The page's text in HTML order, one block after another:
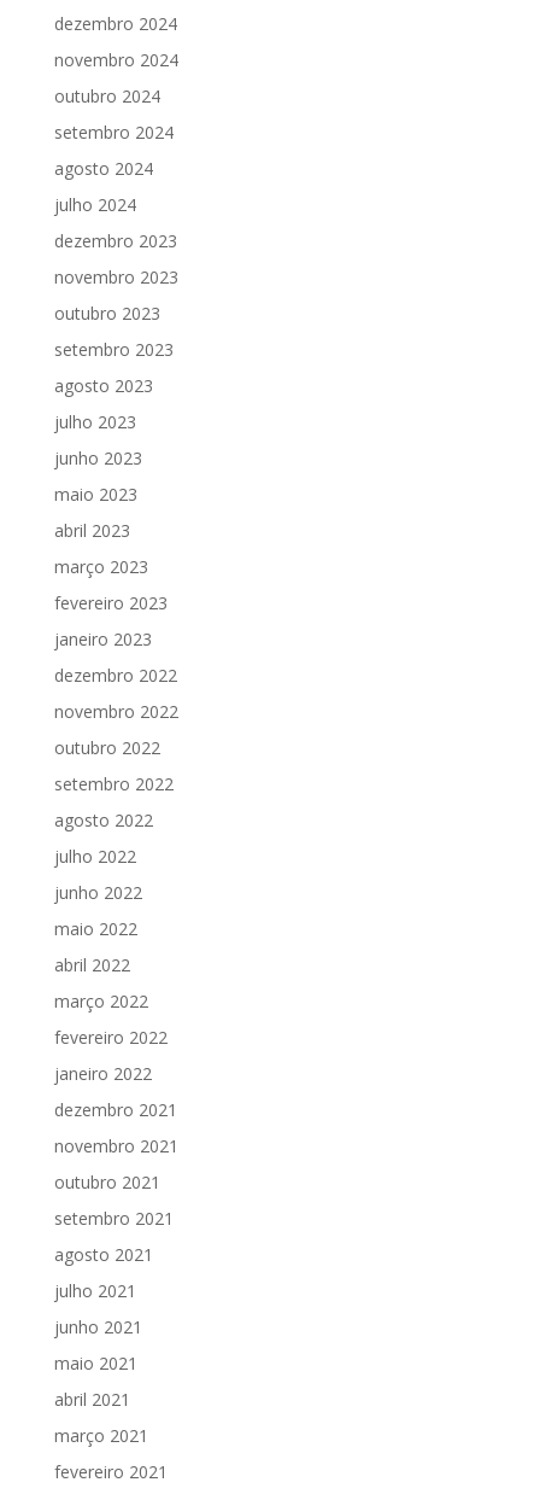
dezembro 2024
novembro 2024
outubro 2024
setembro 2024
agosto 2024
julho 2024
dezembro 2023
novembro 2023
outubro 2023
setembro 2023
agosto 2023
julho 2023
junho 2023
maio 2023
abril 2023
março 2023
fevereiro 2023
janeiro 2023
dezembro 2022
novembro 2022
outubro 2022
setembro 2022
agosto 2022
julho 2022
junho 2022
maio 2022
abril 2022
março 2022
fevereiro 2022
janeiro 2022
dezembro 2021
novembro 2021
outubro 2021
setembro 2021
agosto 2021
julho 2021
junho 2021
maio 2021
abril 2021
março 2021
fevereiro 2021